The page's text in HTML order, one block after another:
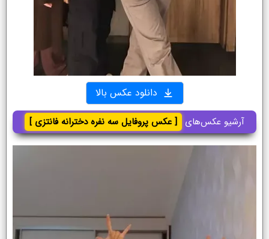
دانلود عکس بالا
آرشیو عکس‌های [ عکس پروفایل سه نفره دخترانه فانتزی ]